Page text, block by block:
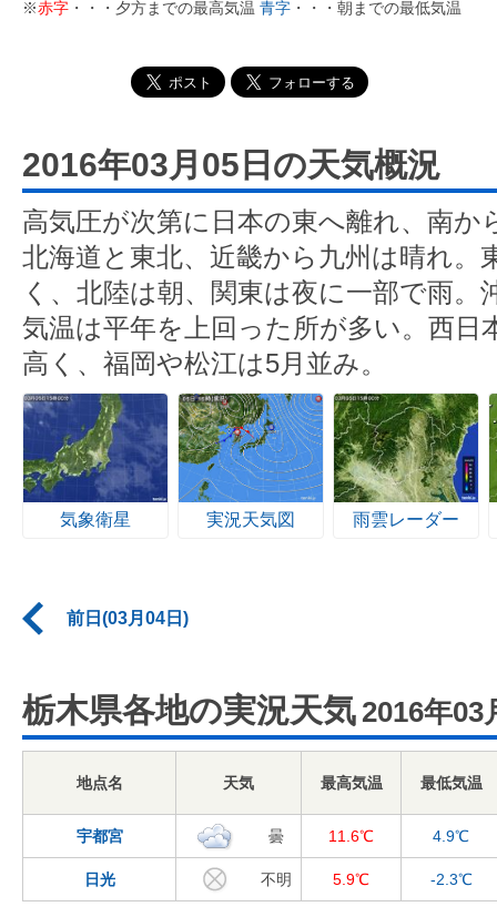
※赤字 ・・・夕方までの最高気温 青字 ・・・朝までの最低気温
2016年03月05日の天気概況
高気圧が次第に日本の東へ離れ、南か
北海道と東北、近畿から九州は晴れ。
く、北陸は朝、関東は夜に一部で雨。
気温は平年を上回った所が多い。西日
高く、福岡や松江は5月並み。
気象衛星 実況天気図 雨雲レーダー
前日(03月04日)
栃木県各地の実況天気 2016年03
地点名 天気 最高気温 最低気温
宇都宮 曇 11.6℃ 4.9℃
日光 不明 5.9℃ -2.3℃